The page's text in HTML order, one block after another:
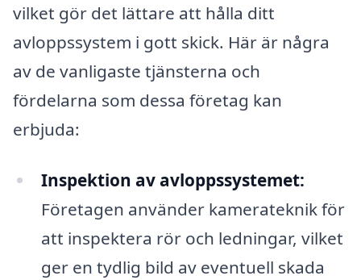
vilket gör det lättare att hålla ditt
avloppssystem i gott skick. Här är några
av de vanligaste tjänsterna och
fördelarna som dessa företag kan
erbjuda:
Inspektion av avloppssystemet:
Företagen använder kamerateknik för
att inspektera rör och ledningar, vilket
ger en tydlig bild av eventuell skada